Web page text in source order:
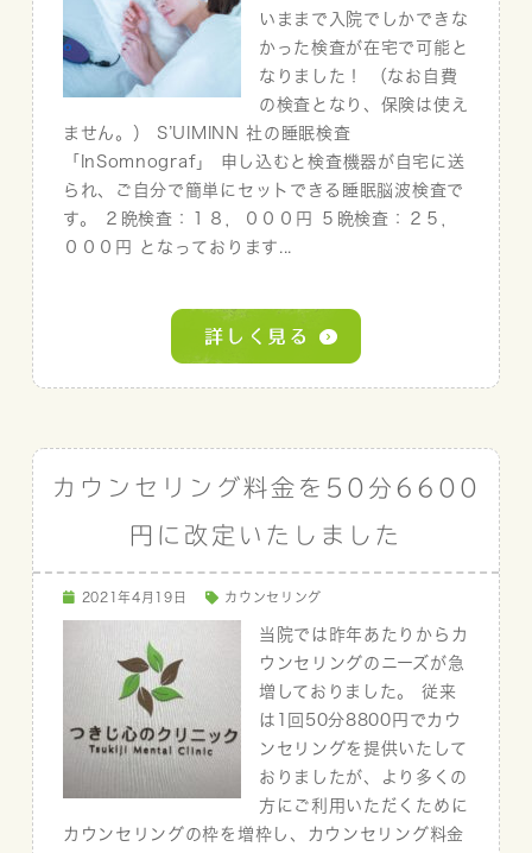
いままで入院でしかできな
かった検査が在宅で可能と
なりました！ （なお自費
の検査となり、保険は使え
ません。） S’UIMINN 社の睡眠検査
「InSomnograf」 申し込むと検査機器が自宅に送
られ、ご自分で簡単にセットできる睡眠脳波検査で
す。 ２晩検査：１８，０００円 ５晩検査：２５，
０００円 となっております...
カウンセリング料金を50分6600
円に改定いたしました
2021年4月19日 カウンセリング
当院では昨年あたりからカ
ウンセリングのニーズが急
増しておりました。 従来
は1回50分8800円でカウ
ンセリングを提供いたして
おりましたが、より多くの
方にご利用いただくために
カウンセリングの枠を増枠し、カウンセリング料金